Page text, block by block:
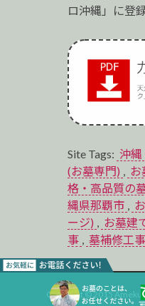
ロ沖縄」に登
Site Tags: 沖縄
(お墓専門)
お
格・高品質の
縄県那覇市
ージ)
お墓建
事
墓補修工事
Copyright © 2015 Ameku